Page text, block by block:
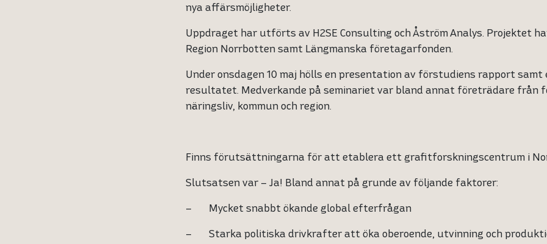
nya affärsmöjligheter.
Uppdraget har utförts av H2SE Consulting och Åström Analys. Projektet
Region Norrbotten samt Längmanska företagarfonden.
Under onsdagen 10 maj hölls en presentation av förstudiens rapport samt
resultatet. Medverkande på seminariet var bland annat företrädare från
näringsliv, kommun och region.
Finns förutsättningarna för att etablera ett grafitforskningscentrum i
Slutsatsen var – Ja! Bland annat på grunde av följande faktorer:
– Mycket snabbt ökande global efterfrågan
– Starka politiska drivkrafter att öka oberoende, utvinning och